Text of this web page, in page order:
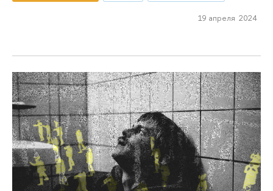
19 апреля 2024